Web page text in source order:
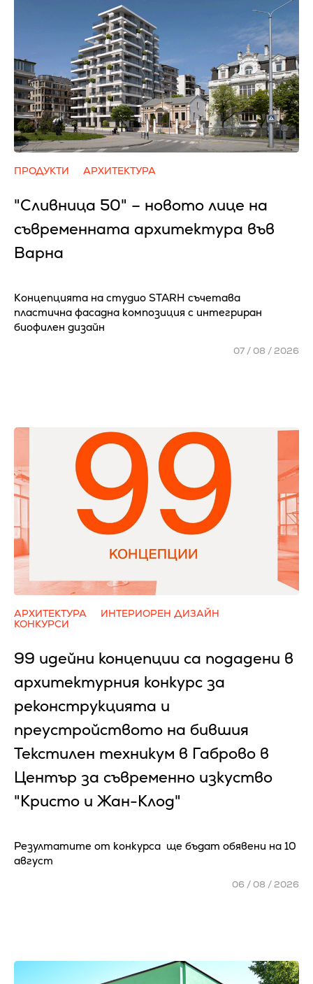
ПРОДУКТИ АРХИТЕКТУРА
"Сливница 50" – новото лице на
съвременната архитектура във
Варна
Концепцията на студио STARH съчетава
пластична фасадна композиция с интегриран
биофилен дизайн
07 / 08 / 2026
АРХИТЕКТУРА
ИНТЕРИОРЕН ДИЗАЙН
КОНКУРСИ
99 идейни концепции са подадени в
архитектурния конкурс за
реконструкцията и
преустройството на бившия
Текстилен техникум в Габрово в
Център за съвременно изкуство
"Кристо и Жан-Клод"
Резултатите от конкурса ще бъдат обявени на 10
август
06 / 08 / 2026